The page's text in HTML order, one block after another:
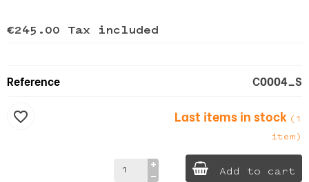
€245.00 Tax included
Reference C0004_S
Last items in stock (1
item)
Add to cart
favorite_border